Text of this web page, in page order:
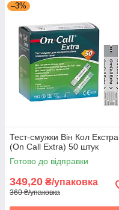
–3%
Тест-смужки Він Кол Екстра
(On Call Extra) 50 штук
Готово до відправки
349,20 ₴/упаковка
360 ₴/упаковка